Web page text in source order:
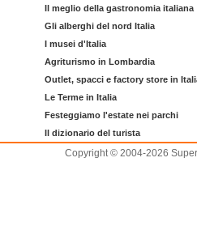
Il meglio della gastronomia italiana
Gli alberghi del nord Italia
I musei d'Italia
Agriturismo in Lombardia
Outlet, spacci e factory store in
Le Terme in Italia
Festeggiamo l'estate nei parchi
Il dizionario del turista
Copyright © 2004-2026